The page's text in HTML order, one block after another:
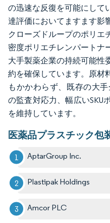
の迅速な反復を可能にして
達評価においてますます影
クローズドループのポリエ
密度ポリエチレンパートナ
大手製薬企業の持続可能性
約を確保しています。原材
もかかわらず、既存の大
の監査対応力、幅広いSKU
を維持しています。
医薬品プラスチック包
AptarGroup Inc.
Plastipak Holdings
Amcor PLC